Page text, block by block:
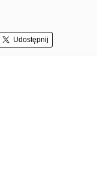
Udostępnij